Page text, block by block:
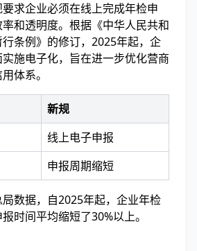
求企业必须在线上完成年检申
和透明度。根据《中华人民共和
条例》的修订，2025年起，企
施电子化，旨在进一步优化营商
体系。
新规
线上电子申报
申报周期缩短
数据，自2025年起，企业年检
时间平均缩短了30%以上。